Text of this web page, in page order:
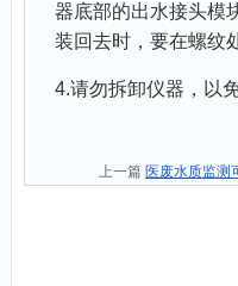
器底部的出水接头模
装回去时，要在螺纹
4.请勿拆卸仪器，以
上一篇 医废水质监测